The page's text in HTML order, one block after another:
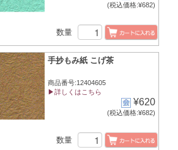
(税込価格:¥682)
数量
手抄もみ紙 こげ茶
商品番号:12404605
▶詳しくはこちら
¥620
(税込価格:¥682)
数量